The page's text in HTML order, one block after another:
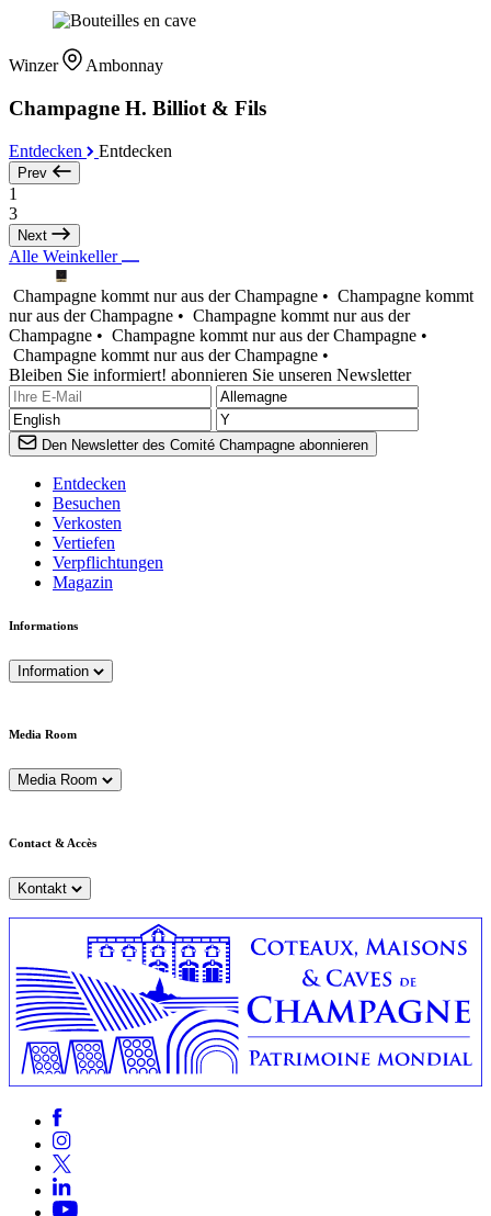
Winzer Ambonnay
Champagne H. Billiot & Fils
Entdecken Entdecken
Prev
1
3
Next
Alle Weinkeller
Champagne kommt nur aus der Champagne • Champagne kommt
nur aus der Champagne • Champagne kommt nur aus der
Champagne • Champagne kommt nur aus der Champagne •
Champagne kommt nur aus der Champagne •
Bleiben Sie informiert! abonnieren Sie unseren Newsletter
Den Newsletter des Comité Champagne abonnieren
Entdecken
Besuchen
Verkosten
Vertiefen
Verpflichtungen
Magazin
Informations
Information
Media Room
Media Room
Contact & Accès
Kontakt